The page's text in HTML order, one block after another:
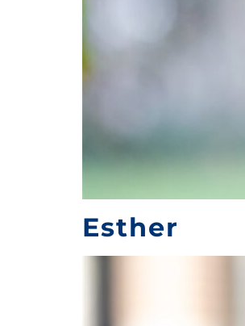
Esther